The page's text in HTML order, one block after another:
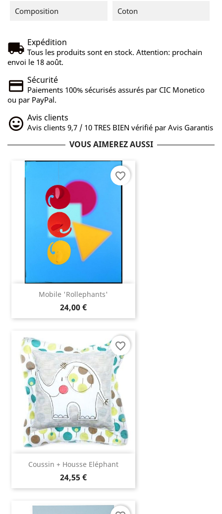
Composition Coton
Expédition
Tous les produits sont en stock. Attention: prochain
envoi le 18 août.
Sécurité
Paiements 100% sécurisés assurés par CIC Monetico
ou par PayPal.
Avis clients
Avis clients 9,7 / 10 TRES BIEN vérifié par Avis Garantis
VOUS AIMEREZ AUSSI
Mobile 'Rollephants'
24,00 €
favorite_border
Coussin + Housse Eléphant
24,55 €
favorite_border